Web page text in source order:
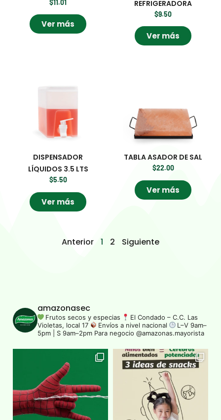
$11.01
Ver más
REFRIGERADORA
$9.50
Ver más
DISPENSADOR
LÍQUIDOS 3.5 LTS
$5.50
Ver más
TABLA ASADOR DE SAL
$22.00
Ver más
Anterior 1 2 Siguiente
amazonasec
Frutos secos y especias
El Condado – C.C. Las
Violetas, local 17
Envíos a nivel nacional
L–V 9am–
5pm | S 9am–2pm Para negocio @amazonas.mayorista